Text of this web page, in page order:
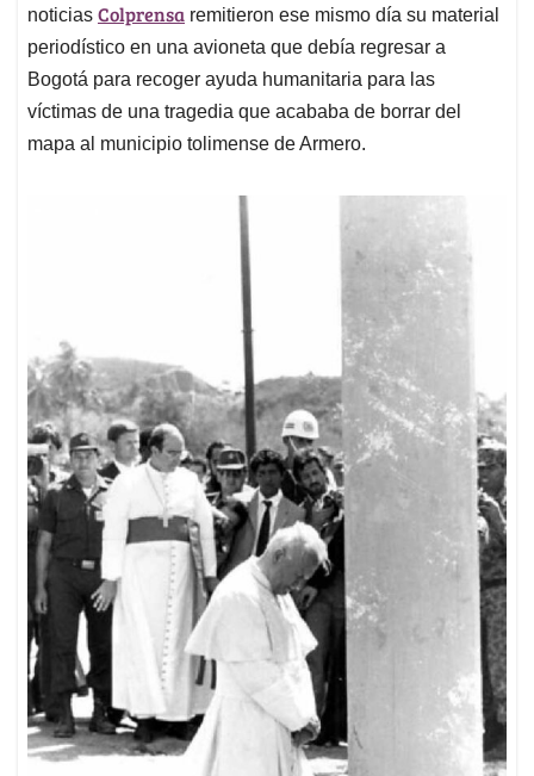
noticias Colprensa remitieron ese mismo día su material
periodístico en una avioneta que debía regresar a
Bogotá para recoger ayuda humanitaria para las
víctimas de una tragedia que acababa de borrar del
mapa al municipio tolimense de Armero.